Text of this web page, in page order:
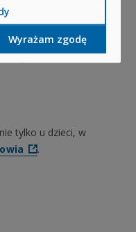
terminie
nie tylko u dzieci, w
.
Wyrażam zgodę